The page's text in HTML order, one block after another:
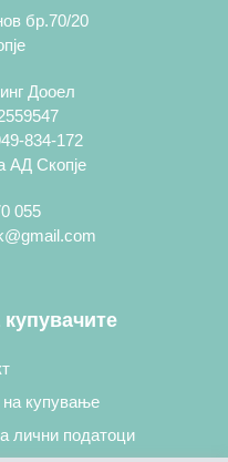
бр.70/20
Дооел
834-172
АД Скопје
055
купување
лични податоци